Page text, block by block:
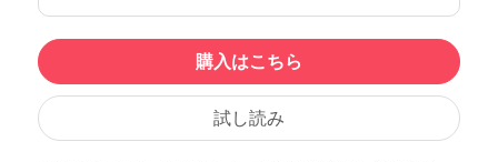
購入はこちら
試し読み